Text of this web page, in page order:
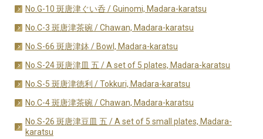
No.G-10 斑唐津ぐい呑 / Guinomi, Madara-karatsu
No.C-3 斑唐津茶碗 / Chawan, Madara-karatsu
No.S-66 斑唐津鉢 / Bowl, Madara-karatsu
No.S-24 斑唐津皿 五 / A set of 5 plates, Madara-karatsu
No.S-5 斑唐津徳利 / Tokkuri, Madara-karatsu
No.C-4 斑唐津茶碗 / Chawan, Madara-karatsu
No.S-26 斑唐津豆皿 五 / A set of 5 small plates, Madara-
karatsu